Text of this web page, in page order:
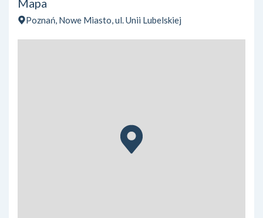
Mapa
Poznań, Nowe Miasto, ul. Unii Lubelskiej